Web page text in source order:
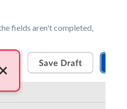
fields aren't completed,